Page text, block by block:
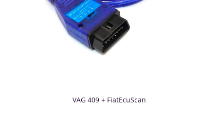
VAG 409 + FiatEcuScan